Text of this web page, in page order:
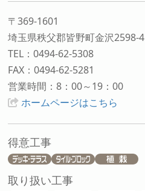
〒369-1601
埼玉県秩父郡皆野町金沢2598-4
TEL：0494-62-5308
FAX：0494-62-5281
営業時間：8：00～19：00
ホームページはこちら
得意工事
取り扱い工事